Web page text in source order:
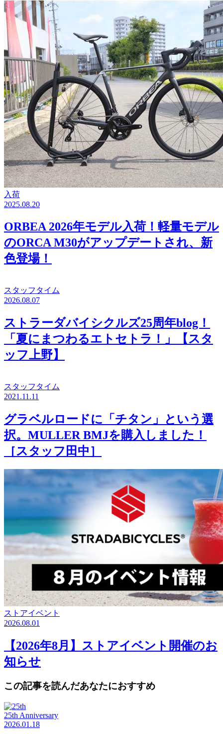
入荷
2025.08.20
ORBEA 2026年モデル入荷！軽量モデル
のORCA M30がアップデートされ、新
色登場！
スタッフタイム
2026.08.07
ストラーダバイシクルズ25周年blog！
「夏にまつわるエトセトラ！」【スタ
ッフ上野】
スタッフタイム
2021.11.11
グラベルロードに「チタン」という選
択。MULLER BMJを購入しました！
［スタッフ田中］
ストアイベント
2026.08.01
【2026年8月】ストアイベント開催のお
知らせ
この記事を読んだあなたにおすすめ
25th Anniversary
2026.01.18